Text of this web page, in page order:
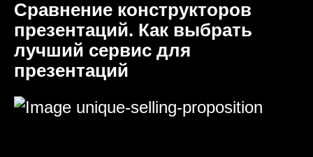
Сравнение конструкторов
презентаций. Как выбрать
лучший сервис для
презентаций